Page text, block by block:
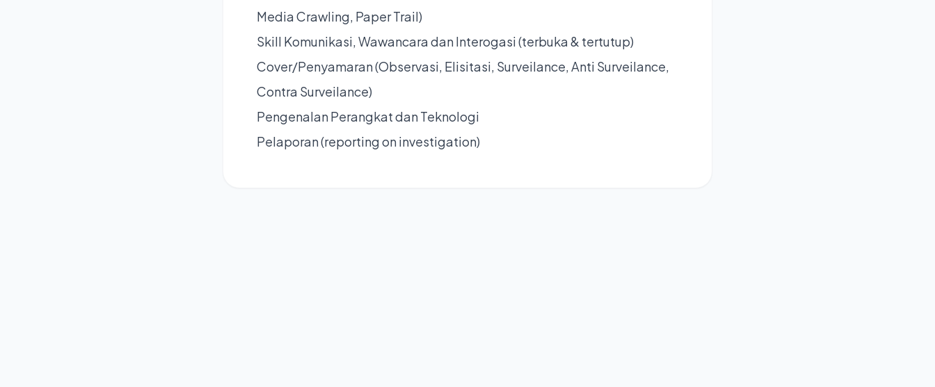
Media Crawling, Paper Trail)
Skill Komunikasi, Wawancara dan Interogasi (terbuka & tertutup)
Cover/Penyamaran (Observasi, Elisitasi, Surveilance, Anti Surveilance,
Contra Surveilance)
Pengenalan Perangkat dan Teknologi
Pelaporan (reporting on investigation)